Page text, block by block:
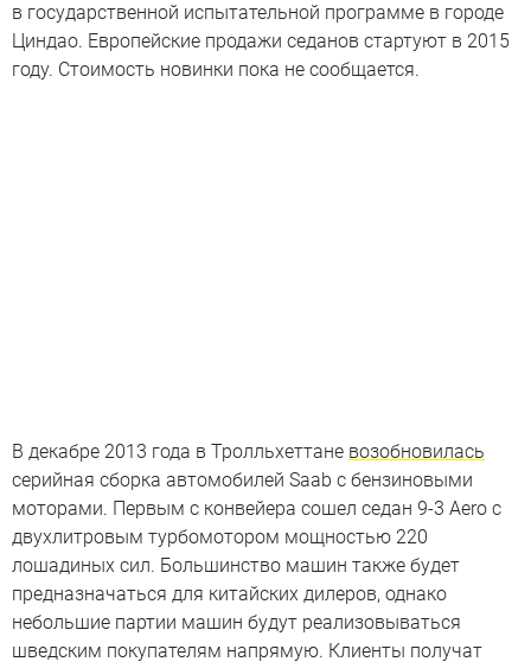
в государственной испытательной программе в городе
Циндао. Европейские продажи седанов стартуют в 2015
году. Стоимость новинки пока не сообщается.
В декабре 2013 года в Тролльхеттане возобновилась
серийная сборка автомобилей Saab с бензиновыми
моторами. Первым с конвейера сошел седан 9-3 Aero с
двухлитровым турбомотором мощностью 220
лошадиных сил. Большинство машин также будет
предназначаться для китайских дилеров, однако
небольшие партии машин будут реализовываться
шведским покупателям напрямую. Клиенты получат